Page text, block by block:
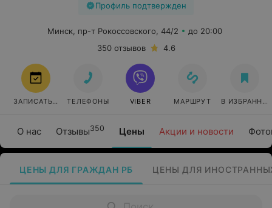
Профиль подтвержден
О нас Отзывы350 Цены Акции и новости
Минск, пр-т Рокоссовского, 44/2
до 20:00
350 отзывов
4.6
ЗАПИСАТЬСЯ ТЕЛЕФОНЫ VIBER МАРШРУТ В ИЗБРАННОЕ
ЦЕНЫ ДЛЯ ГРАЖДАН РБ ЦЕНЫ ДЛЯ